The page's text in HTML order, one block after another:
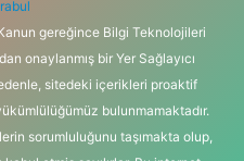
gereğince Bilgi Teknolojileri
onaylanmış bir Yer Sağlayıcı
sitedeki içerikleri proaktif
bulunmamaktadır.
sorumluluğunu taşımakta olup,